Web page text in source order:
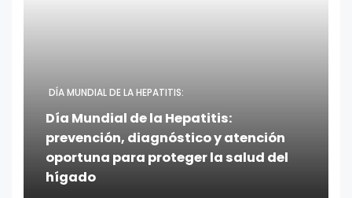
DÍA MUNDIAL DE LA HEPATITIS:
Día Mundial de la Hepatitis:
prevención, diagnóstico y atención
oportuna para proteger la salud del
hígado